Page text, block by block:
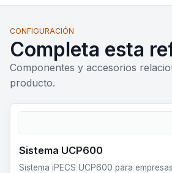
CONFIGURACIÓN
Completa esta
Componentes y accesorios
producto.
Sistema UCP600
Sistema iPECS UCP600 para